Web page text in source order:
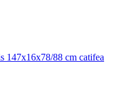
147x16x78/88 cm catifea